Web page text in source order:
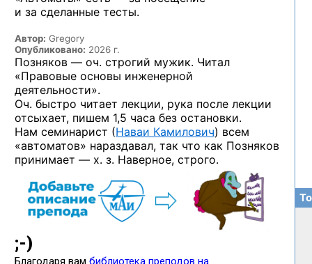
и за сделанные тесты.
Автор: Gregory
Опубликовано: 2026 г.
Позняков — оч. строгий мужик. Читал
«Правовые основы инженерной
деятельности».
Оч. быстро читает лекции, рука после лекции
отсыхает, пишем 1,5 часа без остановки.
Нам семинарист (Наваи Камилович) всем
«автоматов» нараздавал, так что как Позняков
принимает — х. з. Наверное, строго.